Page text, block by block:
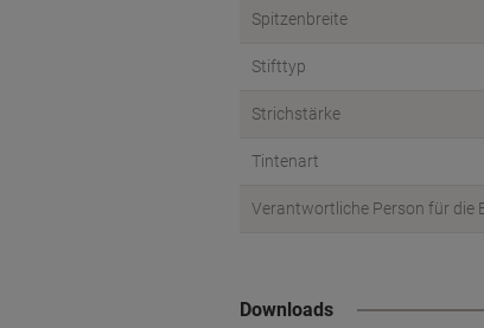
Spitzenbreite
Stifttyp
Strichstärke
Tintenart
Verantwortliche Person für die
Downloads